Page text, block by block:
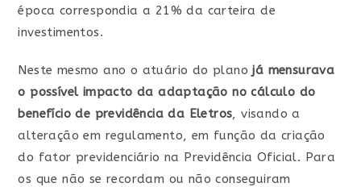
época correspondia a 21% da carteira de
investimentos.
Neste mesmo ano o atuário do plano já mensurava
o possível impacto da adaptação no cálculo do
benefício de previdência da Eletros, visando a
alteração em regulamento, em função da criação
do fator previdenciário na Previdência Oficial. Para
os que não se recordam ou não conseguiram